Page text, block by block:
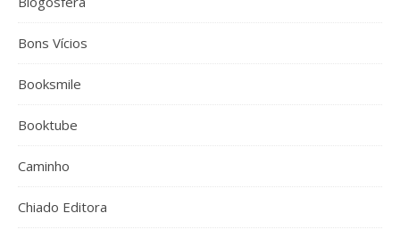
Bons Vícios
Booksmile
Booktube
Caminho
Chiado Editora